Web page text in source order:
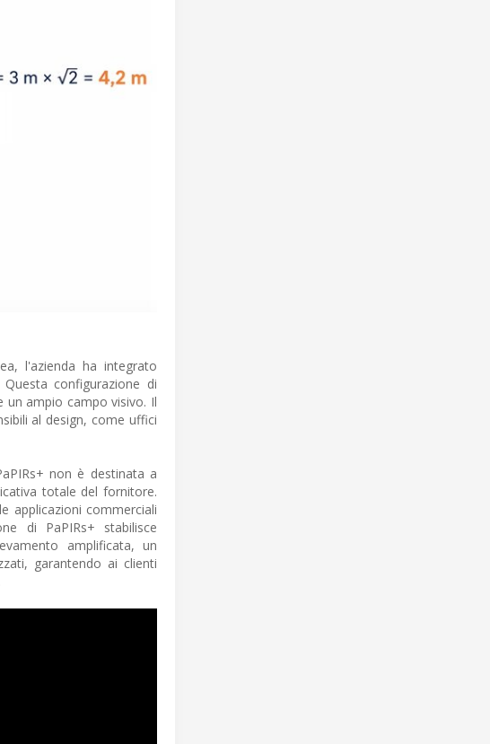
l'azienda ha integrato
configurazione di
ampio campo visivo. Il
al design, come uffici
non è destinata a
totale del fornitore.
applicazioni commerciali
di PaPIRs+ stabilisce
amplificata, un
garantendo ai clienti